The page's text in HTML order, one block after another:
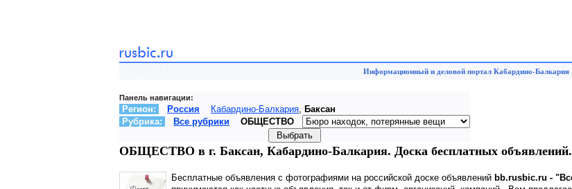
Информационный и деловой портал Кабардино-Балкария
Панель навигации:
Регион: Россия Кабардино-Балкария, Баксан
Рубрика:
Все рубрики ОБЩЕСТВО
ОБЩЕСТВО в г. Баксан, Кабардино-Балкария. Доска бесплатных объявлений.
Бесплатные объявления с фотографиями на российской доске объявлений bb.rusbic.ru -